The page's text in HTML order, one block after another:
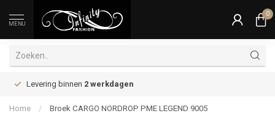
MENU
0
Levering binnen 2 werkdagen
Home / Broek CARGO NORDROP PME LEGEND 9005